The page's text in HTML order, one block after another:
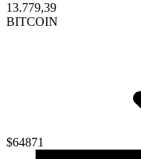
13.779,39
BITCOIN
$64871